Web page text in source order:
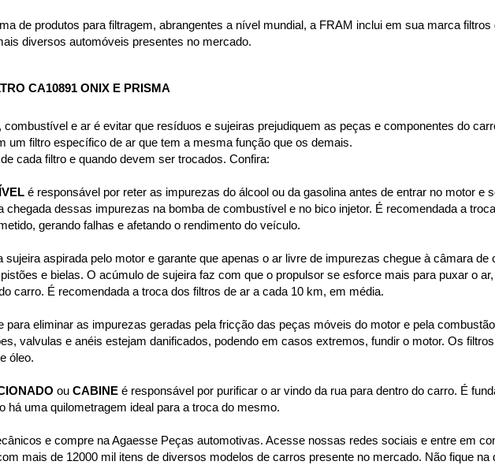
de produtos para filtragem, abrangentes a nível mundial, a FRAM inclui em sua marca
diversos automóveis presentes no mercado.
CA10891 ONIX E PRISMA
combustível e ar é evitar que resíduos e sujeiras prejudiquem as peças e componentes do
um filtro específico de ar que tem a mesma função que os demais.
cada filtro e quando devem ser trocados. Confira:
é responsável por reter as impurezas do álcool ou da gasolina antes de entrar no motor e
chegada dessas impurezas na bomba de combustível e no bico injetor. É recomendada a
gerando falhas e afetando o rendimento do veículo.
sujeira aspirada pelo motor e garante que apenas o ar livre de impurezas chegue à câmara
e bielas. O acúmulo de sujeira faz com que o propulsor se esforce mais para puxar o
carro. É recomendada a troca dos filtros de ar a cada 10 km, em média.
para eliminar as impurezas geradas pela fricção das peças móveis do motor e pela
valvulas e anéis estejam danificados, podendo em casos extremos, fundir o motor. Os
óleo.
ou CABINE é responsável por purificar o ar vindo da rua para dentro do carro. É
há uma quilometragem ideal para a troca do mesmo.
e compre na Agaesse Peças automotivas. Acesse nossas redes sociais e entre em
mais de 12000 mil itens de diversos modelos de carros presente no mercado. Não fique na